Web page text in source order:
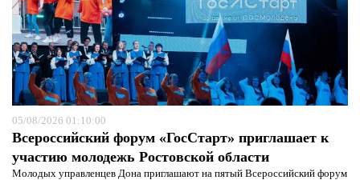
05/08/2026 01:10:00
Всероссийский форум «ГосСтарт» приглашает к
участию молодежь Ростовской области
Молодых управленцев Дона приглашают на пятый Всероссийский форум